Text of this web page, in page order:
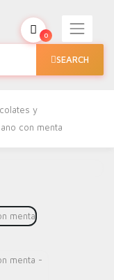
SEARCH
0
y
con menta